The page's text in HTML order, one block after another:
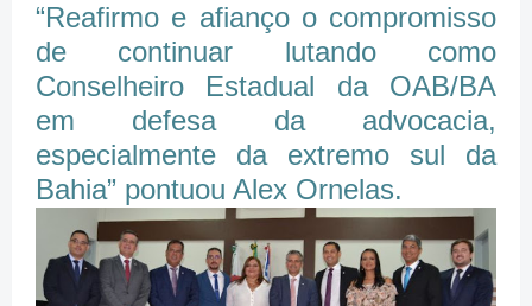
“Reafirmo e afianço o compromisso
de continuar lutando como
Conselheiro Estadual da OAB/BA
em defesa da advocacia,
especialmente da extremo sul da
Bahia” pontuou Alex Ornelas.